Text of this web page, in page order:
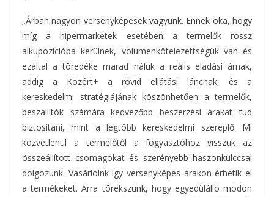
„Árban nagyon versenyképesek vagyunk. Ennek oka, hogy
míg a hipermarketek esetében a termelők rossz
alkupozícióba kerülnek, volumenkötelezettségük van és
ezáltal a töredéke marad náluk a reális eladási árnak,
addig a Közért+ a rövid ellátási láncnak, és a
kereskedelmi stratégiájának köszönhetően a termelők,
beszállítók számára kedvezőbb beszerzési árakat tud
biztosítani, mint a legtöbb kereskedelmi szereplő. Mi
közvetlenül a termelőtől a fogyasztóhoz visszük az
összeállított csomagokat és szerényebb haszonkulccsal
dolgozunk. Vásárlóink így versenyképes árakon érhetik el
a termékeket. Arra törekszünk, hogy egyedülálló módon